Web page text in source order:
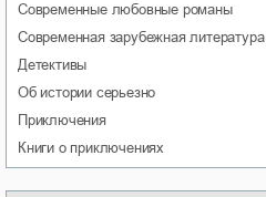
современные любовные романы
современная зарубежная литература
детективы
об истории серьезно
приключения
книги о приключениях